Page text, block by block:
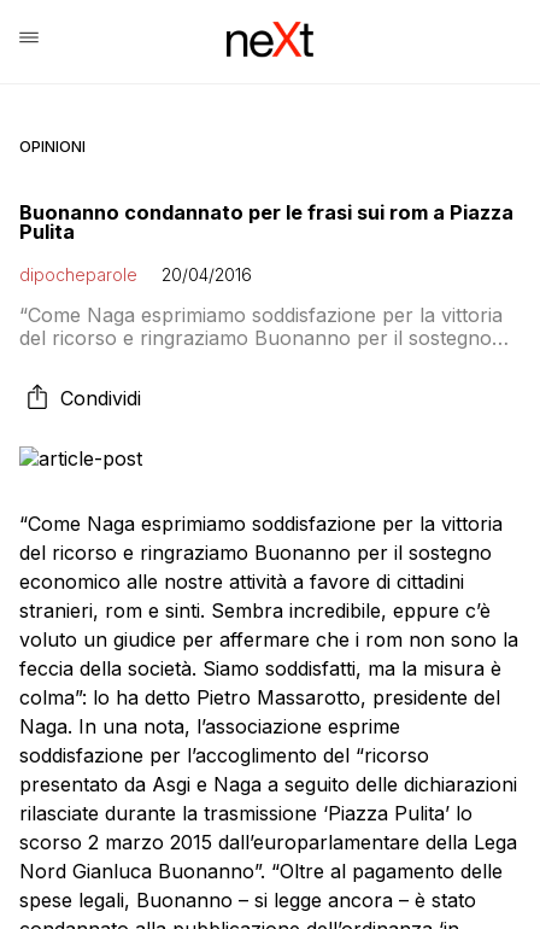
OPINIONI
Buonanno condannato per le frasi sui rom a Piazza
Pulita
dipocheparole 20/04/2016
“Come Naga esprimiamo soddisfazione per la vittoria
del ricorso e ringraziamo Buonanno per il sostegno
stranieri, rom e sinti. Sembra incredibile, eppure c’è
voluto un giudice per affermare che i rom non sono la
colma”: lo ha detto […]
Condividi
“Come Naga esprimiamo soddisfazione per la vittoria
del ricorso e ringraziamo Buonanno per il sostegno
economico alle nostre attività a favore di cittadini
stranieri, rom e sinti. Sembra incredibile, eppure c’è
voluto un giudice per affermare che i rom non sono la
feccia della società. Siamo soddisfatti, ma la misura è
colma”: lo ha detto Pietro Massarotto, presidente del
Naga. In una nota, l’associazione esprime
soddisfazione per l’accoglimento del “ricorso
presentato da Asgi e Naga a seguito delle dichiarazioni
rilasciate durante la trasmissione ‘Piazza Pulita’ lo
scorso 2 marzo 2015 dall’europarlamentare della Lega
Nord Gianluca Buonanno”. “Oltre al pagamento delle
spese legali, Buonanno – si legge ancora – è stato